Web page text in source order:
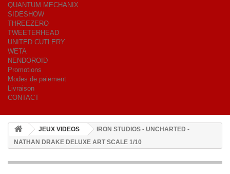
QUANTUM MECHANIX
SIDESHOW
THREEZERO
TWEETERHEAD
UNITED CUTLERY
WETA
NENDOROID
Promotions
Modes de paiement
Livraison
CONTACT
JEUX VIDEOS
IRON STUDIOS - UNCHARTED -
NATHAN DRAKE DELUXE ART SCALE 1/10